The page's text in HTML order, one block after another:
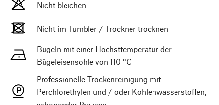
Nicht bleichen
Nicht im Tumbler / Trockner trocknen
Bügeln mit einer Höchsttemperatur der
Bügeleisensohle von 110 °C
Professionelle Trockenreinigung mit
Perchlorethylen und / oder Kohlenwasserstoffen,